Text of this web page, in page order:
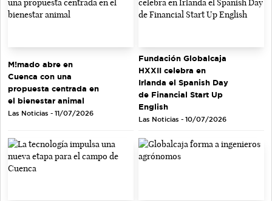
M!mado abre en
Cuenca con una
propuesta centrada en
el bienestar animal
Las Noticias - 11/07/2026
Fundación Globalcaja
HXXII celebra en
Irlanda el Spanish Day
de Financial Start Up
English
Las Noticias - 10/07/2026